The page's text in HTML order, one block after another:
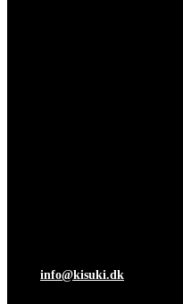
info@kisuki.dk